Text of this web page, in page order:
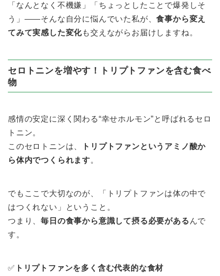
「なんとなく不機嫌」「ちょっとしたことで爆発しそ
う」――そんな自分に悩んでいた私が、食事から変え
てみて実感した変化も交えながらお届けしますね。
セロトニンを増やす！トリプトファンを含む食べ
物
感情の安定に深く関わる“幸せホルモン”と呼ばれるセロ
トニン。
このセロトニンは、
トリプトファンというアミノ酸か
ら体内でつくられます。
でもここで大切なのが、「トリプトファンは体の中で
はつくれない」ということ。
つまり、毎日の食事から意識して摂る必要がある んで
す。
✅ トリプトファンを多く含む代表的な食材